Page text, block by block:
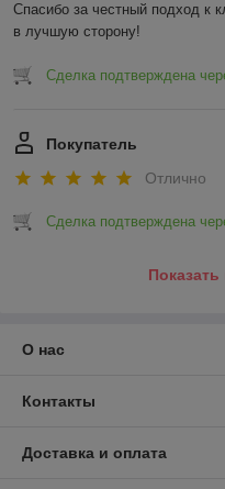
Спасибо за честный подход к
в лучшую сторону!
Сделка подтверждена
Покупатель
Отлично
Сделка подтверждена
О нас
Контакты
Доставка и оплата